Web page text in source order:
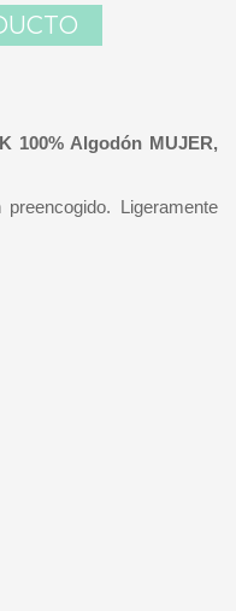
100% Algodón MUJER,
Ligeramente